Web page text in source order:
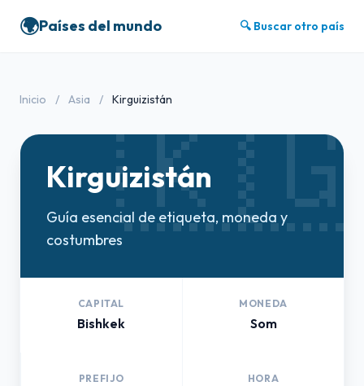
🌍Países del mundo 🔍 Buscar otro país
Inicio / Asia / Kirguizistán
Kirguizistán
Guía esencial de etiqueta, moneda y
costumbres
CAPITAL
Bishkek
MONEDA
Som
PREFIJO HORA